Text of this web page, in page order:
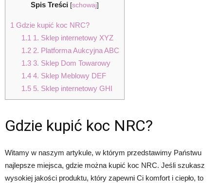
Spis Treści [schowaj]
1 Gdzie kupić koc NRC?
1.1 1. Sklep internetowy XYZ
1.22. Platforma Aukcyjna ABC
1.33. Sklep Dom Towarowy
1.44. Sklep Meblowy DEF
1.55. Sklep internetowy GHI
Gdzie kupić koc NRC?
Witamy w naszym artykule, w którym przedstawimy Państwu
najlepsze miejsca, gdzie można kupić koc NRC. Jeśli szukasz
wysokiej jakości produktu, który zapewni Ci komfort i ciepło, to